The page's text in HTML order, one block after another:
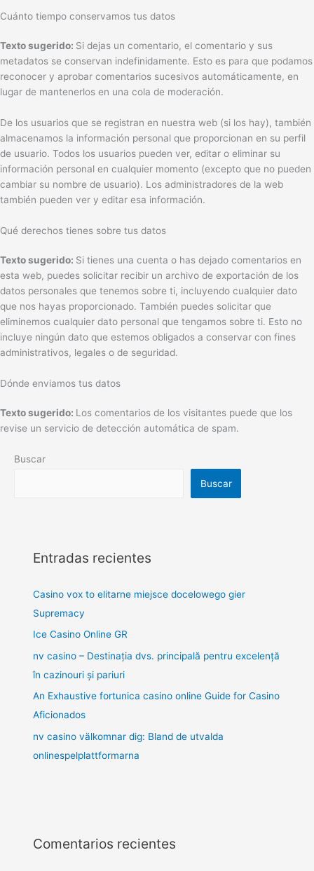
Cuánto tiempo conservamos tus datos
Texto sugerido: Si dejas un comentario, el comentario y sus
metadatos se conservan indefinidamente. Esto es para que podamos
reconocer y aprobar comentarios sucesivos automáticamente, en
lugar de mantenerlos en una cola de moderación.
De los usuarios que se registran en nuestra web (si los hay), también
almacenamos la información personal que proporcionan en su perfil
de usuario. Todos los usuarios pueden ver, editar o eliminar su
información personal en cualquier momento (excepto que no pueden
cambiar su nombre de usuario). Los administradores de la web
también pueden ver y editar esa información.
Qué derechos tienes sobre tus datos
Texto sugerido: Si tienes una cuenta o has dejado comentarios en
esta web, puedes solicitar recibir un archivo de exportación de los
datos personales que tenemos sobre ti, incluyendo cualquier dato
que nos hayas proporcionado. También puedes solicitar que
eliminemos cualquier dato personal que tengamos sobre ti. Esto no
incluye ningún dato que estemos obligados a conservar con fines
administrativos, legales o de seguridad.
Dónde enviamos tus datos
Texto sugerido: Los comentarios de los visitantes puede que los
revise un servicio de detección automática de spam.
Buscar
Buscar
Entradas recientes
Casino vox to elitarne miejsce docelowego gier
Supremacy
Ice Casino Online GR
nv casino – Destinația dvs. principală pentru excelență
în cazinouri și pariuri
An Exhaustive fortunica casino online Guide for Casino
Aficionados
nv casino välkomnar dig: Bland de utvalda
onlinespelplattformarna
Comentarios recientes